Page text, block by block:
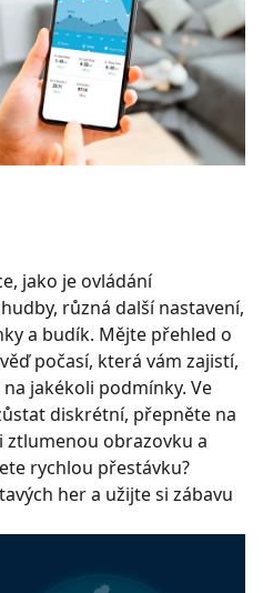
jako je ovládání
různá další nastavení,
a budík. Mějte přehled o
počasí, která vám zajistí,
jakékoli podmínky. Ve
diskrétní, přepněte na
ztlumenou obrazovku a
rychlou přestávku?
her a užijte si zábavu